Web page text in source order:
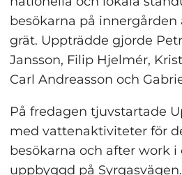
besökarna på innergården
grät. Uppträdde gjorde
Jansson, Filip Hjelmér,
Carl Andreasson och
På fredagen tjuvstartade
med vattenaktiviteter för
besökarna och after work
uppbyggd på